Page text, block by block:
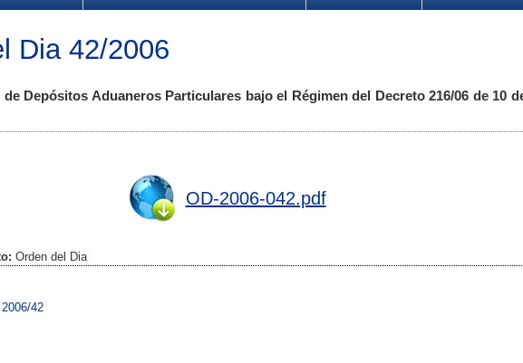
Dia 42/2006
de Depósitos Aduaneros Particulares bajo el Régimen del Decreto 216/06 de 10
OD-2006-042.pdf
Orden del Dia
42